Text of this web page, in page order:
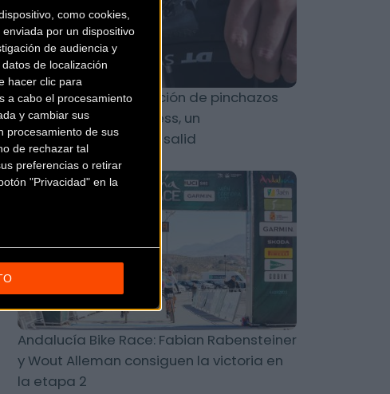
como cookies,
por un dispositivo
de audiencia y
de localización
hacer clic para
a cabo el procesamiento
y cambiar sus
procesamiento de sus
de rechazar tal
preferencias o retirar
"Privacidad" en la
Kit Zefal para reparación de pinchazos
en tu cubiertas tubeless, un
imprescindible en tus salid
MTB
Andalucía Bike Race: Fabian Rabensteiner
y Wout Alleman consiguen la victoria en
la etapa 2